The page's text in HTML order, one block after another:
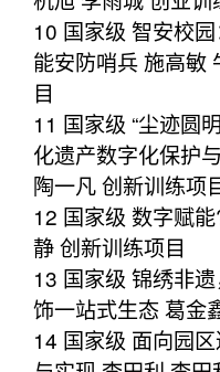
10 国家级 智安校
能安防哨兵 施高敏
目
11 国家级 “尘迹圆
化遗产数字化保护
陶一凡 创新训练项
12 国家级 数字赋
静 创新训练项目
13 国家级 锦绣非
饰一站式生态 葛金
14 国家级 面向园